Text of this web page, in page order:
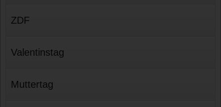
ZDF
Valentinstag
Muttertag